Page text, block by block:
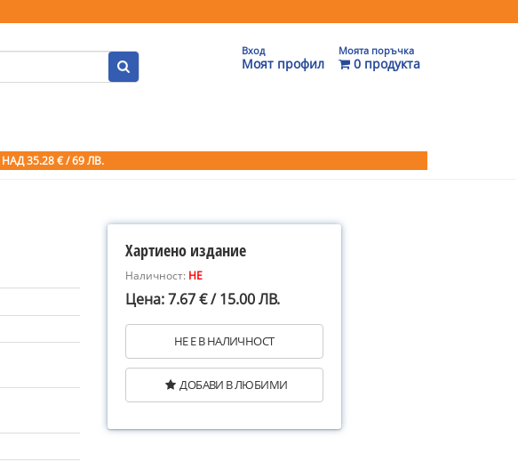
Вход
Моят профил
Моята поръчка
0 продукта
НАД 35.28 € / 69 ЛВ.
Хартиено издание
Наличност: НЕ
Цена: 7.67 € / 15.00 ЛВ.
НЕ Е В НАЛИЧНОСТ
ДОБАВИ В ЛЮБИМИ